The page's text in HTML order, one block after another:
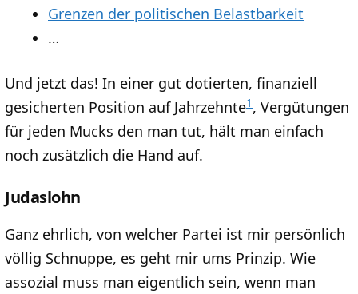
Grenzen der politischen Belastbarkeit
…
Und jetzt das! In einer gut dotierten, finanziell
gesicherten Position auf Jahrzehnte1 , Vergütungen
für jeden Mucks den man tut, hält man einfach
noch zusätzlich die Hand auf.
Judaslohn
Ganz ehrlich, von welcher Partei ist mir persönlich
völlig Schnuppe, es geht mir ums Prinzip. Wie
assozial muss man eigentlich sein, wenn man